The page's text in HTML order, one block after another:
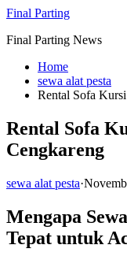
Skip
content
Final Parting
Final Parting News
Home
sewa alat pesta
Rental Sofa
Rental Sofa
Cengkareng
sewa alat pesta·
Mengapa
Tepat untuk